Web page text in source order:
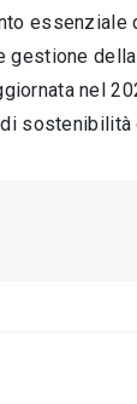
gestione
nel
sostenibilità